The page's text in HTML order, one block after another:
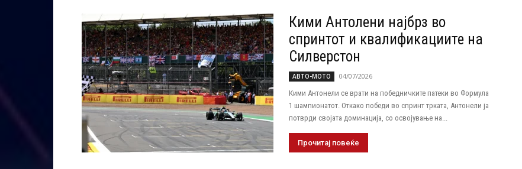
Кими Антолени најбрз во
спринтот и квалификациите на
Силверстон
АВТО-МОТО
04/07/2026
Кими Антонели се врати на победничките патеки во Формула
1 шампионатот. Откако победи во спринт трката, Антонели ја
потврди својата доминација, со освојување на...
Прочитај повеќе